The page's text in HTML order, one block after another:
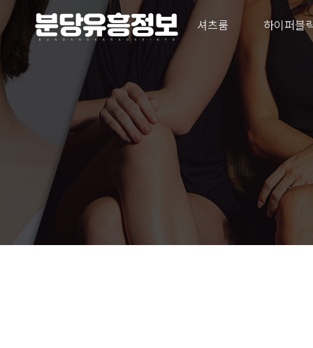
셔츠룸 하이퍼블